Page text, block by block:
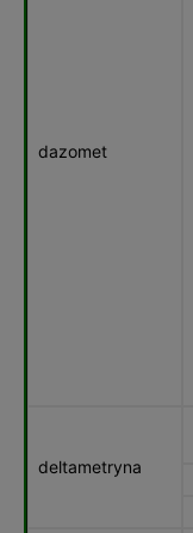
dazomet
deltametryna